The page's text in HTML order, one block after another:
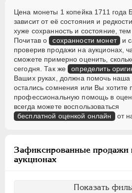
Цена монеты 1 копейка 1711
зависит от её состояния и
хуже сохранность и состояние,
Почитав о сохранности монет и
проверив продажи на аукционах,
сможете примерно оценить,
сегодня. Так же определить
Ваших руках, должна помочь наша
остались сомнения или Вы хотите
профессиональную помощь в
всегда можете воспользоваться
бесплатной оценкой онлайн от
Зафиксированные продажи
аукционах
Показать